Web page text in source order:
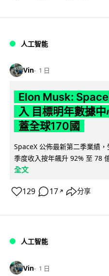
人工智能
Vin 1 日
Elon Musk:
入 目標明年數據
蓋全球170國
SpaceX 公佈最新第二季業績
季度收入按年飆升 92% 至 78
全文
129 17 ↗ 分享
人工智能
Vin 1 日